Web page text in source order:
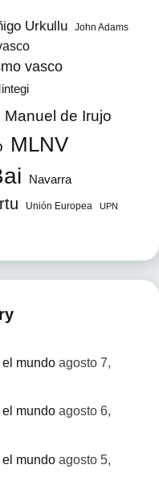
Urkullu John Adams
vasco
Manuel de Irujo
MLNV
Navarra
Unión Europea UPN
el mundo agosto 7,
el mundo agosto 6,
el mundo agosto 5,